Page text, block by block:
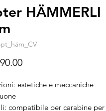
HÄMMERLI
Prezzo
estetiche e meccaniche
compatibile per carabine per